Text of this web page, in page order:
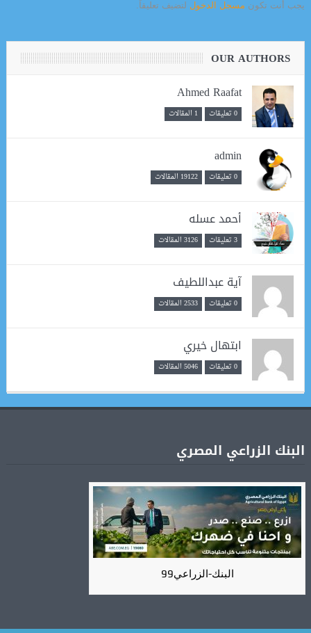
يجب أنت تكون مسجل الدخول لتضيف تعليقاً.
OUR AUTHORS
Ahmed Raafat
0 تعليقات 1 المقالات
admin
0 تعليقات 19122 المقالات
أحمد عسله
3 تعليقات 3126 المقالات
آية عبداللطيف
0 تعليقات 2533 المقالات
ابتهال خيري
0 تعليقات 5046 المقالات
البنك الزراعي المصري
البنك-الزراعي99